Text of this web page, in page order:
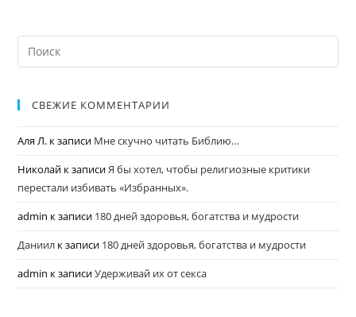
СВЕЖИЕ КОММЕНТАРИИ
Аля Л. к записи Мне скучно читать Библию…
Николай к записи Я бы хотел, чтобы религиозные критики
перестали избивать «Избранных».
admin к записи 180 дней здоровья, богатства и мудрости
Даниил к записи 180 дней здоровья, богатства и мудрости
admin к записиУдерживай их от секса